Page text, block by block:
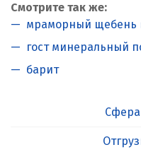
Смотрите так же:
мраморный щебень
гост минеральный
барит